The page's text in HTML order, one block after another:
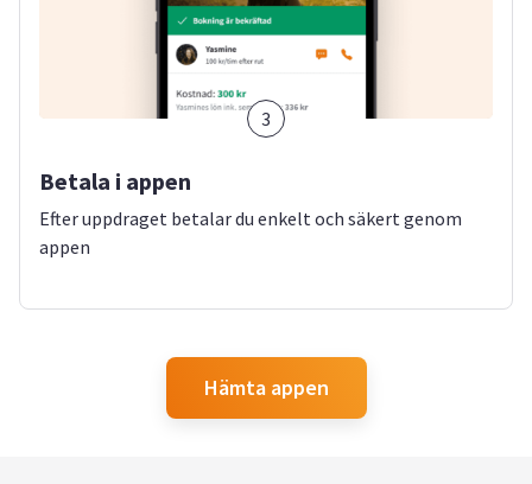
3
Betala i appen
Efter uppdraget betalar du enkelt och säkert genom
appen
Hämta appen